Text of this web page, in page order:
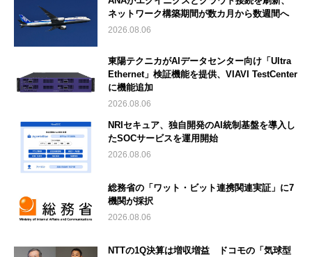
ネットワーク構築期間が数カ月から数週間へ
2026.08.06
東陽テクニカがAIデータセンター向け「Ultra
Ethernet」検証機能を提供、VIAVI TestCenter
に機能追加
2026.08.06
NRIセキュア、独自開発のAI統制基盤を導入し
たSOCサービスを運用開始
2026.08.06
総務省の「ワット・ビット連携関連実証」に7
機関が採択
2026.08.06
NTTの1Q決算は増収増益 ドコモの「気球型